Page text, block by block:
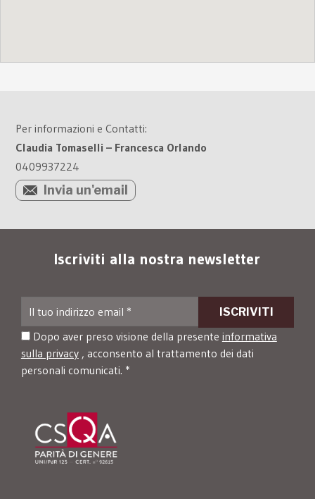
Per informazioni e Contatti:
Claudia Tomaselli – Francesca Orlando
0409937224
Invia un'email
Iscriviti alla nostra newsletter
Dopo aver preso visione della presente informativa
sulla privacy, acconsento al trattamento dei dati
personali comunicati. *